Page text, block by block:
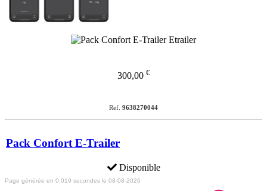
300,00 €
Ref. 9638270044
Pack Confort E-Trailer
Disponible
Page générée en 0.019 secondes le 08-08-2026